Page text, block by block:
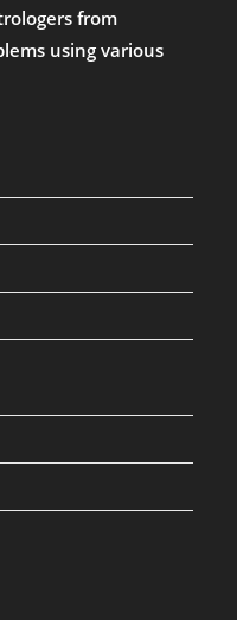
from
using various